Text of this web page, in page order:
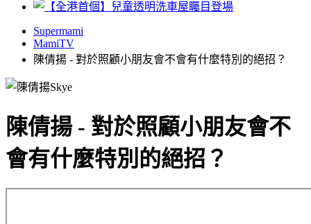
Supermami
MamiTV
陳倩揚 - 對於照顧小朋友會不會有什麼特別的絕招？
陳倩揚 - 對於照顧小朋友會不
會有什麼特別的絕招？